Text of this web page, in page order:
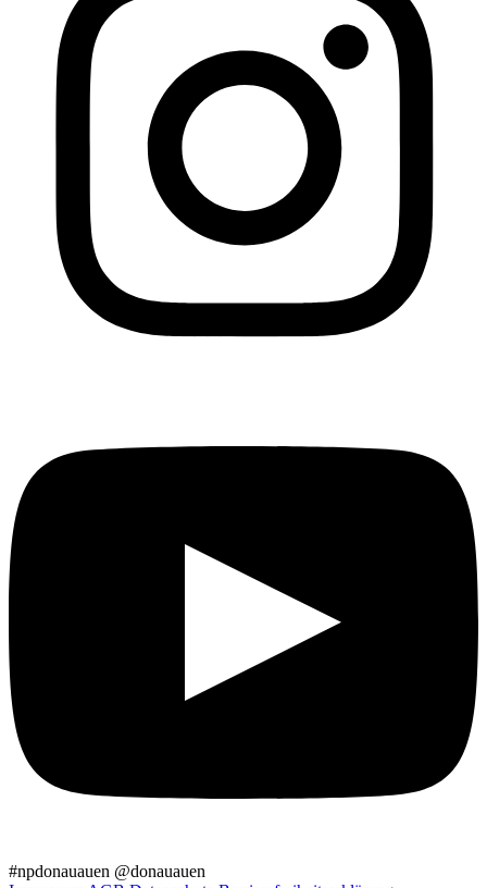
#npdonauauen @donauauen